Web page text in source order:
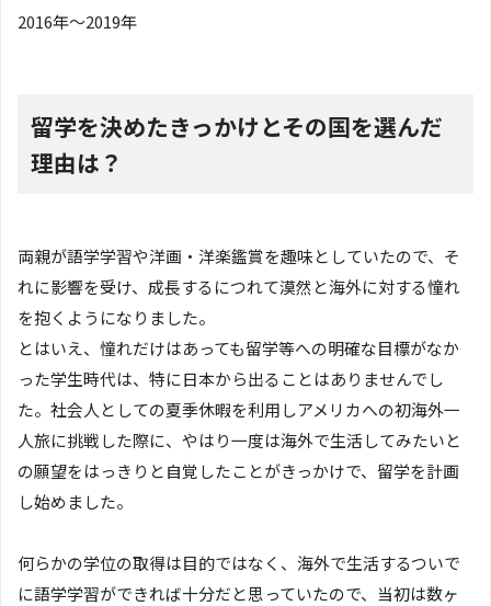
2016年〜2019年
留学を決めたきっかけとその国を選んだ
理由は？
両親が語学学習や洋画・洋楽鑑賞を趣味としていたので、そ
れに影響を受け、成長するにつれて漠然と海外に対する憧れ
を抱くようになりました。
とはいえ、憧れだけはあっても留学等への明確な目標がなか
った学生時代は、特に日本から出ることはありませんでし
た。社会人としての夏季休暇を利用しアメリカへの初海外一
人旅に挑戦した際に、やはり一度は海外で生活してみたいと
の願望をはっきりと自覚したことがきっかけで、留学を計画
し始めました。
何らかの学位の取得は目的ではなく、海外で生活するついで
に語学学習ができれば十分だと思っていたので、当初は数ヶ